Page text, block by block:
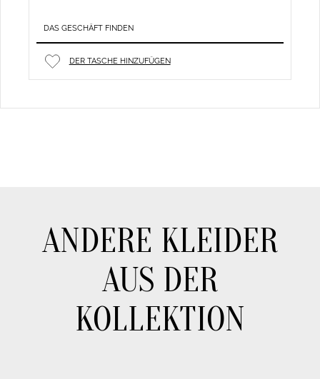
DAS GESCHÄFT FINDEN
DER TASCHE HINZUFÜGEN
ANDERE KLEIDER
AUS DER
KOLLEKTION